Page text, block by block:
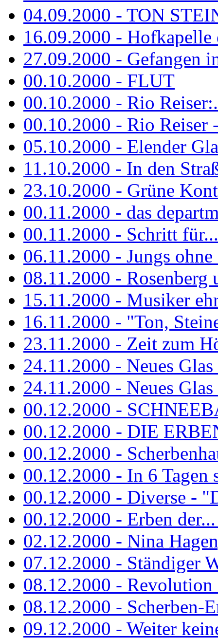
04.09.2000 - TON
16.09.2000 - Hofkapelle
27.09.2000 - Gefangen
00.10.2000 - FLUT
00.10.2000 - Rio
00.10.2000 - Rio Reiser
05.10.2000 - Elender
11.10.2000 - In den
23.10.2000 - Grüne
00.11.2000 - das
00.11.2000 - Schritt
06.11.2000 - Jungs
08.11.2000 - Rosenberg
15.11.2000 - Musiker
16.11.2000 - "Ton,
23.11.2000 - Zeit zum
24.11.2000 - Neues
24.11.2000 - Neues Glas
00.12.2000 -
00.12.2000 - DIE
00.12.2000 -
00.12.2000 - In 6 Tagen
00.12.2000 - Diverse -
00.12.2000 - Erben
02.12.2000 - Nina
07.12.2000 - Ständiger
08.12.2000 - Revolution
08.12.2000 - Scherben-
09.12.2000 - Weiter